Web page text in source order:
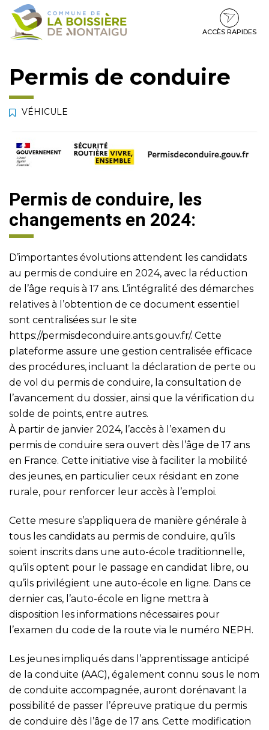
Gestion des traceurs
Aller
Aller
contenu
Aller
pied
ACCÈS RAPIDES
Permis de conduire
VÉHICULE
Permis de conduire, les
changements en 2024:
D’importantes évolutions attendent les candidats
au permis de conduire en 2024, avec la réduction
de l’âge requis à 17 ans. L’intégralité des démarches
relatives à l’obtention de ce document essentiel
sont centralisées sur le site
https://permisdeconduire.ants.gouv.fr/. Cette
plateforme assure une gestion centralisée efficace
des procédures, incluant la déclaration de perte ou
de vol du permis de conduire, la consultation de
l’avancement du dossier, ainsi que la vérification du
solde de points, entre autres.
À partir de janvier 2024, l’accès à l’examen du
permis de conduire sera ouvert dès l’âge de 17 ans
en France. Cette initiative vise à faciliter la mobilité
des jeunes, en particulier ceux résidant en zone
rurale, pour renforcer leur accès à l’emploi.
Cette mesure s’appliquera de manière générale à
tous les candidats au permis de conduire, qu’ils
soient inscrits dans une auto-école traditionnelle,
qu’ils optent pour le passage en candidat libre, ou
qu’ils privilégient une auto-école en ligne. Dans ce
dernier cas, l’auto-école en ligne mettra à
disposition les informations nécessaires pour
l’examen du code de la route via le numéro NEPH.
Les jeunes impliqués dans l’apprentissage anticipé
de la conduite (AAC), également connu sous le nom
de conduite accompagnée, auront dorénavant la
possibilité de passer l’épreuve pratique du permis
de conduire dès l’âge de 17 ans. Cette modification